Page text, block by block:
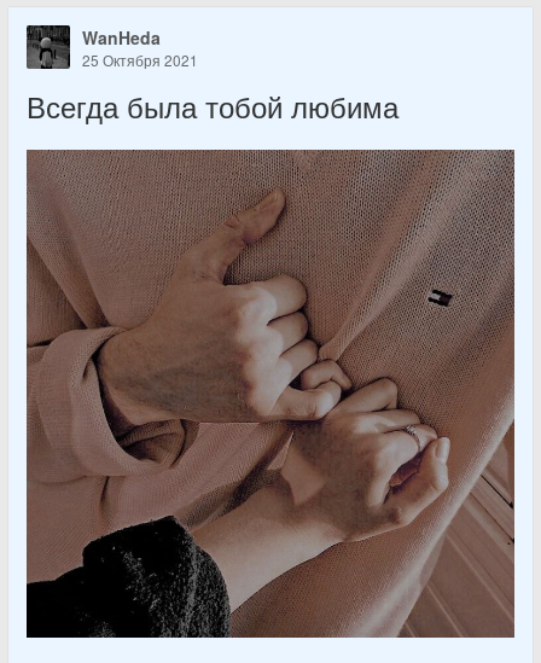
WanHeda
25 Октября 2021
Всегда была тобой любима